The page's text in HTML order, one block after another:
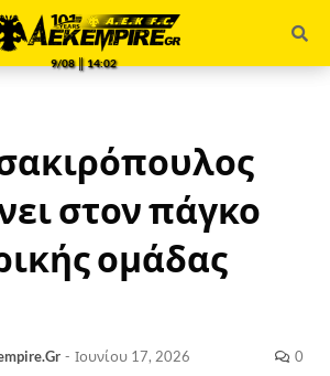
9/08 ║ 14:02
στον πάγκο
ομάδας
- Ιουνίου 17, 2026 0